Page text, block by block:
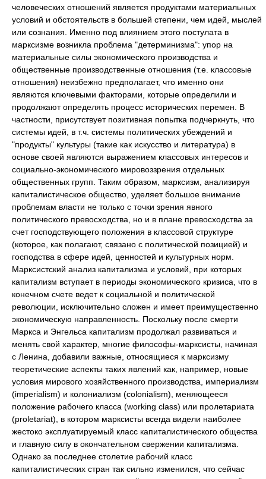
человеческих отношений является продуктами материальных
условий и обстоятельств в большей степени, чем идей, мыслей
или сознания. Именно под влиянием этого постулата в
марксизме возникла проблема "детерминизма": упор на
материальные силы экономического производства и
общественные производственные отношения (т.е. классовые
отношения) неизбежно предполагает, что именно они
являются ключевыми факторами, которые определили и
продолжают определять процесс исторических перемен. В
частности, присутствует позитивная попытка подчеркнуть, что
системы идей, в т.ч. системы политических убеждений и
"продукты" культуры (такие как искусство и литература) в
основе своей являются выражением классовых интересов и
социально-экономического мировоззрения отдельных
общественных групп. Таким образом, марксизм, анализируя
капиталистическое общество, уделяет большое внимание
проблемам власти не только с точки зрения явного
политического превосходства, но и в плане превосходства за
счет господствующего положения в классовой структуре
(которое, как полагают, связано с политической позицией) и
господства в сфере идей, ценностей и культурных норм.
Марксистский анализ капитализма и условий, при которых
капитализм вступает в периоды экономического кризиса, что в
конечном счете ведет к социальной и политической
революции, исключительно сложен и имеет преимущественно
экономическую направленность. Поскольку после смерти
Маркса и Энгельса капитализм продолжал развиваться и
менять свой характер, многие философы-марксисты, начиная
с Ленина, добавили важные, относящиеся к марксизму
теоретические аспекты таких явлений как, например, новые
условия мирового хозяйственного производства, империализм
(imperialism) и колониализм (colonialism), меняющееся
положение рабочего класса (working class) или пролетариата
(proletariat), в котором марксисты всегда видели наиболее
жестоко эксплуатируемый класс капиталистического общества
и главную силу в окончательном свержении капитализма.
Однако за последнее столетие рабочий класс
капиталистических стран так сильно изменился, что сейчас